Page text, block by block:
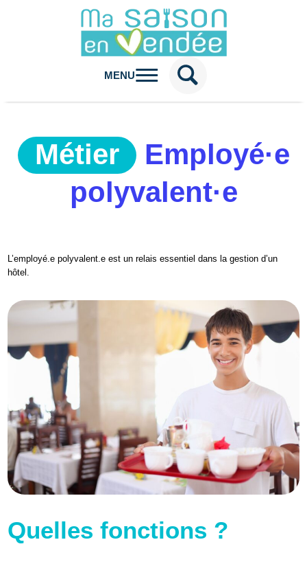
MENU
Métier
Employé·e
polyvalent·e
L’employé.e polyvalent.e est un relais essentiel dans la gestion d’un
hôtel.
Quelles fonctions ?